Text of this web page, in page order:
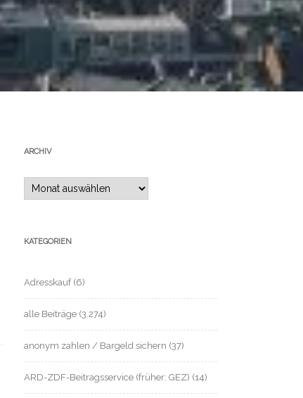
ARCHIV
Archiv
KATEGORIEN
Adresskauf(6)
alle Beiträge (3.274)
anonym zahlen / Bargeld sichern (37)
ARD-ZDF-Beitragsservice (früher: GEZ) (14)